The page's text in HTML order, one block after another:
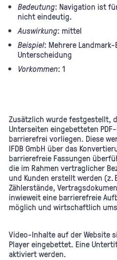
Bedeutung: Navigation ist
nicht eindeutig.
Auswirkung: mittel
Beispiel: Mehrere
Unterscheidung
Vorkommen: 1
Zusätzlich wurde festgestellt,
Unterseiten eingebetteten
barrierefrei vorliegen. Diese
IFDB GmbH über das
barrierefreie Fassungen
die im Rahmen vertraglicher
und Kunden erstellt werden (z.
Zählerstände,
inwieweit eine barrierefreie
möglich und wirtschaftlich
Video-Inhalte auf der Website
Player eingebettet. Eine
aktiviert werden.